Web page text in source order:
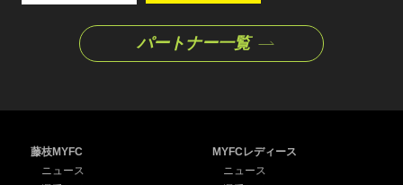
パートナー一覧
藤枝MYFC
ニュース
MYFCレディース
ニュース